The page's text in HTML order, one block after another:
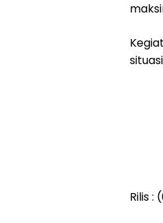
Rilis :